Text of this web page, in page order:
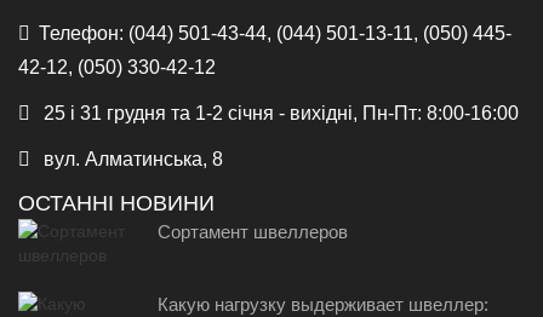
Телефон: (044) 501-43-44, (044) 501-13-11, (050) 445-
42-12, (050) 330-42-12
25 і 31 грудня та 1-2 січня - вихідні, Пн-Пт: 8:00-16:00
вул. Алматинська, 8
ОСТАННІ НОВИНИ
Сортамент швеллеров
Какую нагрузку выдерживает швеллер: